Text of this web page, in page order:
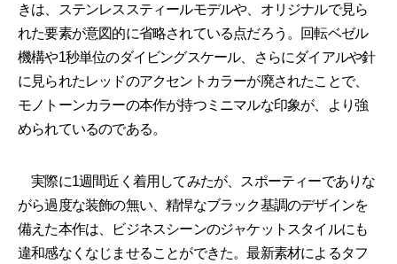
きは、ステンレススティールモデルや、オリジナルで見ら
れた要素が意図的に省略されている点だろう。回転ベゼル
機構や1秒単位のダイビングスケール、さらにダイアルや針
に見られたレッドのアクセントカラーが廃されたことで、
モノトーンカラーの本作が持つミニマルな印象が、より強
められているのである。
実際に1週間近く着用してみたが、スポーティーでありな
がら過度な装飾の無い、精悍なブラック基調のデザインを
備えた本作は、ビジネスシーンのジャケットスタイルにも
違和感なくなじませることができた。最新素材によるタフ